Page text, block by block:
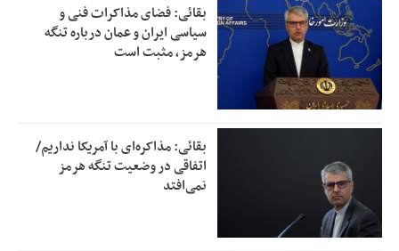
بقائی: فضای مذاکرات فنی و
سیاسی ایران و عمان درباره تنگه
هرمز، مثبت است
بقائی: مذاکره‌ای با آمریکا نداریم/
اتفاقی در وضعیت تنگه هرمز
نمی‌افتد